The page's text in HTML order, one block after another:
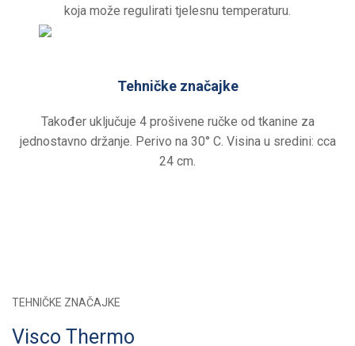
koja može regulirati tjelesnu temperaturu.
Tehničke značajke
Također uključuje 4 prošivene ručke od tkanine za
jednostavno držanje. Perivo na 30° C. Visina u sredini: cca
24 cm.
TEHNIČKE ZNAČAJKE
Visco Thermo